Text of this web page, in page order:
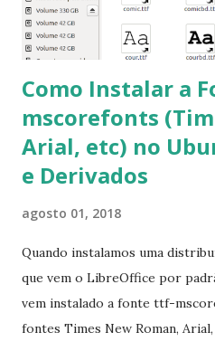
apt-get install --reinstall ttf-
Como Instalar a
mscorefonts
Arial, etc) no
e Derivados
agosto 01, 2018
Quando instalamos uma
que vem o LibreOffice por
vem instalado a fonte ttf-
fontes Times New Roman,